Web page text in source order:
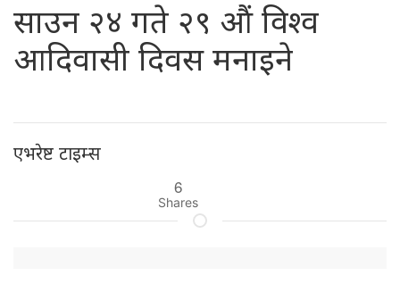
साउन २४ गते २९ औं विश्व
आदिवासी दिवस मनाइने
एभरेष्ट टाइम्स
6
Shares